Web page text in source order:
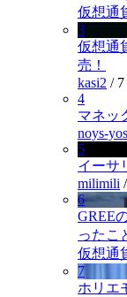
仮想通
3
仮想通
売！
kasi2 /
4
マネッ
noys-
5
イーサ
milimili /
6
GREE
ったこ
仮想通
7
ホリエ